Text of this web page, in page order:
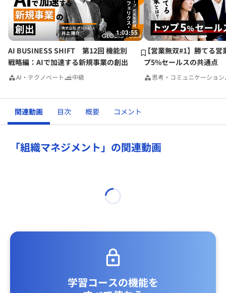
1:03:55
AI BUSINESS SHIFT 第12回 機能別
戦略編：AIで加速する新規事業の創出
AI・テクノベート 中級
【営業無双#1】勝てる営
プ5%セールスの共通点
思考・コミュニケーション
関連動画 目次 概要 コメント
「組織マネジメント」の関連動画
学習コースの機能を